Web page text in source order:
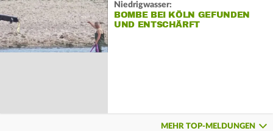
Niedrigwasser:
BOMBE BEI KÖLN GEFUNDEN
UND ENTSCHÄRFT
MEHR TOP-MELDUNGEN